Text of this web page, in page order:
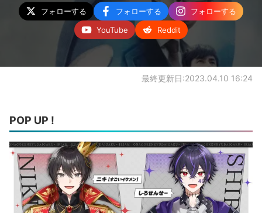
フォローする フォローする
フォローする
YouTube
Reddit
最終更新日:2023.04.10 16:24
POP UP !